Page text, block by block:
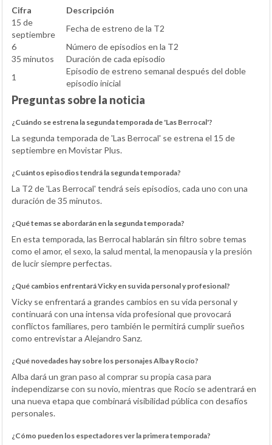
Cifra
Descripción
15 de
septiembre
Fecha de estreno de la T2
6
Número de episodios en la T2
35 minutos
Duración de cada episodio
1
Episodio de estreno semanal después del doble
episodio inicial
Preguntas sobre la noticia
¿Cuándo se estrena la segunda temporada de 'Las Berrocal'?
La segunda temporada de 'Las Berrocal' se estrena el 15 de
septiembre en Movistar Plus.
¿Cuántos episodios tendrá la segunda temporada?
La T2 de 'Las Berrocal' tendrá seis episodios, cada uno con una
duración de 35 minutos.
¿Qué temas se abordarán en la segunda temporada?
En esta temporada, las Berrocal hablarán sin filtro sobre temas
como el amor, el sexo, la salud mental, la menopausia y la presión
de lucir siempre perfectas.
¿Qué cambios enfrentará Vicky en su vida personal y profesional?
Vicky se enfrentará a grandes cambios en su vida personal y
continuará con una intensa vida profesional que provocará
conflictos familiares, pero también le permitirá cumplir sueños
como entrevistar a Alejandro Sanz.
¿Qué novedades hay sobre los personajes Alba y Rocío?
Alba dará un gran paso al comprar su propia casa para
independizarse con su novio, mientras que Rocío se adentrará en
una nueva etapa que combinará visibilidad pública con desafíos
personales.
¿Cómo pueden los espectadores ver la primera temporada?